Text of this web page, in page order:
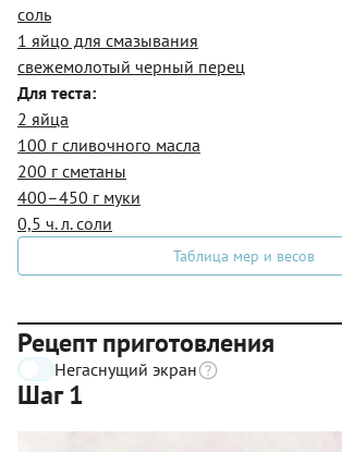
соль
1 яйцо для смазывания
свежемолотый черный перец
Для теста:
2 яйца
100 г сливочного масла
200 г сметаны
400–450 г муки
0,5 ч. л. соли
Таблица мер и весов
Рецепт приготовления
Негаснущий экран
Шаг 1